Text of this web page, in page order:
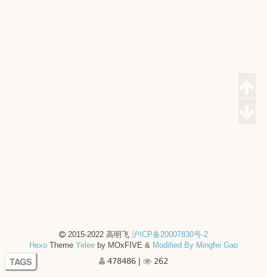
2015-2022 高明飞 沪ICP备20007830号-2
Hexo Theme Yelee by MOxFIVE & Modified By Mingfei Gao
478486 | 262
TAGS